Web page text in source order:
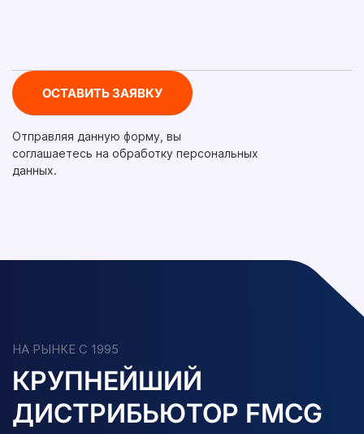
Отправляя данную форму, вы
соглашаетесь на обработку персональных
данных.
НА РЫНКЕ С 1995
КРУПНЕЙШИЙ
ДИСТРИБЬЮТОР FMCG